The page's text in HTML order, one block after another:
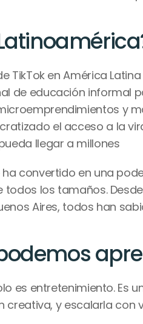
TikTok en América
de educación informal
y
el acceso a la
llegar a millones
ha convertido en una
todos los tamaños.
Aires, todos han
es entretenimiento. Es
creativa, y escalarla con